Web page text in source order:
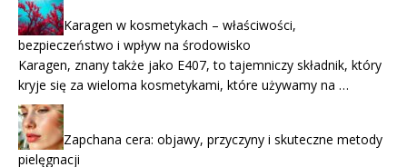
Karagen w kosmetykach – właściwości,
bezpieczeństwo i wpływ na środowisko
Karagen, znany także jako E407, to tajemniczy składnik, który
kryje się za wieloma kosmetykami, które używamy na …
Zapchana cera: objawy, przyczyny i skuteczne metody
pielęgnacji